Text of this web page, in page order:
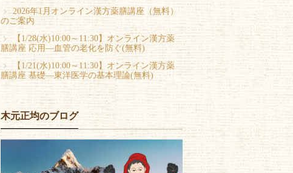
2026年1月オンライン漢方薬膳講座（無料）
のご案内
【1/28(水)10:00～11:30】オンライン漢方薬
膳講座 応用―血管の老化を防ぐ(無料)
【1/21(水)10:00～11:30】オンライン漢方薬
膳講座 基礎―東洋医学の基本理論(無料)
木元正均のブログ